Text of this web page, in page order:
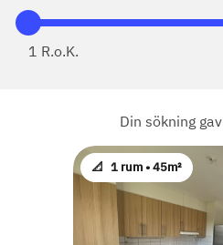
1 R.o.K.
Din sökning gav
📐 1 rum •45m²